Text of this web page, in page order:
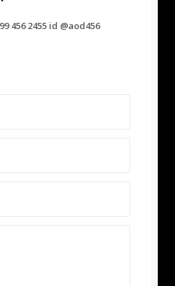
456 2455 id @aod456